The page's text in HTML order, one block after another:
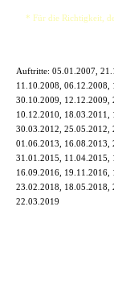
* Für die Richtigkeit,
Auftritte: 05.01.2007,
11.10.2008, 06.12.2008,
30.10.2009, 12.12.2009,
10.12.2010, 18.03.2011,
30.03.2012, 25.05.2012,
01.06.2013, 16.08.2013,
31.01.2015, 11.04.2015,
16.09.2016, 19.11.2016,
23.02.2018, 18.05.2018,
22.03.2019